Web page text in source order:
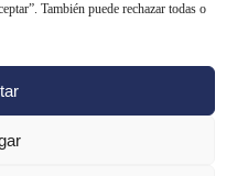
También puede rechazar todas o